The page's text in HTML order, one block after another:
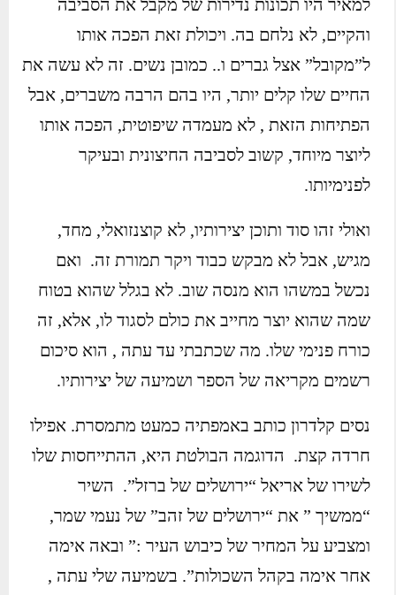
למאיר היו תכונות נדירות של מקבל את הסביבה
והקיים, לא נלחם בה. ויכולת זאת הפכה אותו
ל”מקובל” אצל גברים ו.. כמובן נשים. זה לא עשה את
החיים שלו קלים יותר, היו בהם הרבה משברים, אבל
הפתיחות הזאת , לא מעמדה שיפוטית, הפכה אותו
ליוצר מיוחד, קשוב לסביבה החיצונית ובעיקר
לפנימיותו.
ואולי זהו סוד ותוכן יצירותיו, לא קוצנזואלי, מחד,
מגיש, אבל לא מבקש כבוד ויקר תמורת זה. ואם
נכשל במשהו הוא מנסה שוב. לא בגלל שהוא בטוח
שמה שהוא יוצר מחייב את כולם לסגוד לו, אלא, זה
כורח פנימי שלו. מה שכתבתי עד עתה , הוא סיכום
רשמים מקריאה של הספר ושמיעה של יצירותיו.
נסים קלדרון כותב באמפתיה כמעט מתמסרת. אפילו
חרדה קצת. הדוגמה הבולטת היא, ההתייחסות שלו
לשירו של אריאל “ירושלים של ברזל”. השיר
“ממשיך ” את “ירושלים של זהב” של נעמי שמר,
ומצביע על המחיר של כיבוש העיר :” ובאה אימה
אחר אימה בקהל השכולות”. בשמיעה שלי עתה ,